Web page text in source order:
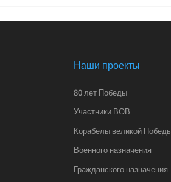
Наши проекты
80 лет Победы
Участники ВОВ
Корабелы великой
Военного назначения
Гражданского назначения